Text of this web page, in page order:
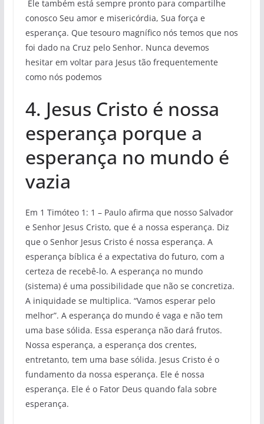
Ele também está sempre pronto para compartilhe
conosco Seu amor e misericórdia, Sua força e
esperança. Que tesouro magnífico nós temos que nos
foi dado na Cruz pelo Senhor. Nunca devemos
hesitar em voltar para Jesus tão frequentemente
como nós podemos
4. Jesus Cristo é nossa
esperança porque a
esperança no mundo é
vazia
Em 1 Timóteo 1: 1 – Paulo afirma que nosso Salvador
e Senhor Jesus Cristo, que é a nossa esperança. Diz
que o Senhor Jesus Cristo é nossa esperança. A
esperança bíblica é a expectativa do futuro, com a
certeza de recebê-lo. A esperança no mundo
(sistema) é uma possibilidade que não se concretiza.
A iniquidade se multiplica. “Vamos esperar pelo
melhor”. A esperança do mundo é vaga e não tem
uma base sólida. Essa esperança não dará frutos.
Nossa esperança, a esperança dos crentes,
entretanto, tem uma base sólida. Jesus Cristo é o
fundamento da nossa esperança. Ele é nossa
esperança. Ele é o Fator Deus quando fala sobre
esperança.